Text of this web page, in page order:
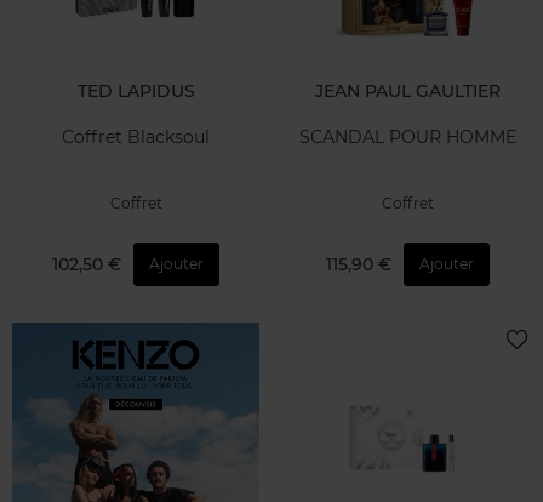
TED LAPIDUS
Coffret Blacksoul
Coffret
102,50 € Ajouter
JEAN PAUL GAULTIER
SCANDAL POUR HOMME
Coffret
115,90 € Ajouter